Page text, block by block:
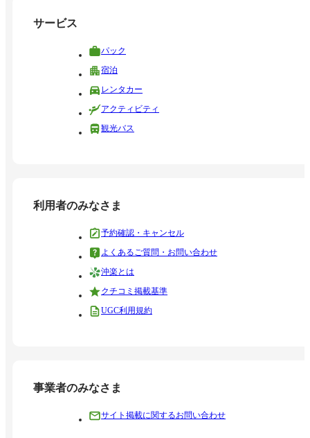
サービス
パック
宿泊
レンタカー
アクティビティ
観光バス
利用者のみなさま
予約確認・キャンセル
よくあるご質問・お問い合わせ
沖楽とは
クチコミ掲載基準
UGC利用規約
事業者のみなさま
サイト掲載に関するお問い合わせ